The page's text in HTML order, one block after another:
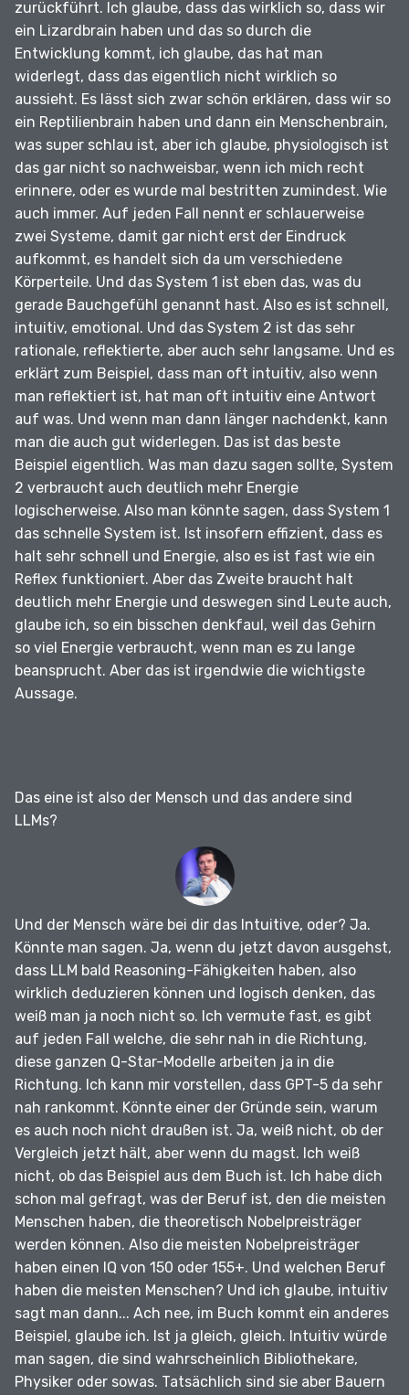
zurückführt. Ich glaube, dass das wirklich so, dass wir
ein Lizardbrain haben und das so durch die
Entwicklung kommt, ich glaube, das hat man
widerlegt, dass das eigentlich nicht wirklich so
aussieht. Es lässt sich zwar schön erklären, dass wir so
ein Reptilienbrain haben und dann ein Menschenbrain,
was super schlau ist, aber ich glaube, physiologisch ist
das gar nicht so nachweisbar, wenn ich mich recht
erinnere, oder es wurde mal bestritten zumindest. Wie
auch immer. Auf jeden Fall nennt er schlauerweise
zwei Systeme, damit gar nicht erst der Eindruck
aufkommt, es handelt sich da um verschiedene
Körperteile. Und das System 1 ist eben das, was du
gerade Bauchgefühl genannt hast. Also es ist schnell,
intuitiv, emotional. Und das System 2 ist das sehr
rationale, reflektierte, aber auch sehr langsame. Und es
erklärt zum Beispiel, dass man oft intuitiv, also wenn
man reflektiert ist, hat man oft intuitiv eine Antwort
auf was. Und wenn man dann länger nachdenkt, kann
man die auch gut widerlegen. Das ist das beste
Beispiel eigentlich. Was man dazu sagen sollte, System
2 verbraucht auch deutlich mehr Energie
logischerweise. Also man könnte sagen, dass System 1
das schnelle System ist. Ist insofern effizient, dass es
halt sehr schnell und Energie, also es ist fast wie ein
Reflex funktioniert. Aber das Zweite braucht halt
deutlich mehr Energie und deswegen sind Leute auch,
glaube ich, so ein bisschen denkfaul, weil das Gehirn
so viel Energie verbraucht, wenn man es zu lange
beansprucht. Aber das ist irgendwie die wichtigste
Aussage.
Das eine ist also der Mensch und das andere sind
LLMs?
Und der Mensch wäre bei dir das Intuitive, oder? Ja.
Könnte man sagen. Ja, wenn du jetzt davon ausgehst,
dass LLM bald Reasoning-Fähigkeiten haben, also
wirklich deduzieren können und logisch denken, das
weiß man ja noch nicht so. Ich vermute fast, es gibt
auf jeden Fall welche, die sehr nah in die Richtung,
diese ganzen Q-Star-Modelle arbeiten ja in die
Richtung. Ich kann mir vorstellen, dass GPT-5 da sehr
nah rankommt. Könnte einer der Gründe sein, warum
es auch noch nicht draußen ist. Ja, weiß nicht, ob der
Vergleich jetzt hält, aber wenn du magst. Ich weiß
nicht, ob das Beispiel aus dem Buch ist. Ich habe dich
schon mal gefragt, was der Beruf ist, den die meisten
Menschen haben, die theoretisch Nobelpreisträger
werden können. Also die meisten Nobelpreisträger
haben einen IQ von 150 oder 155+. Und welchen Beruf
haben die meisten Menschen? Und ich glaube, intuitiv
sagt man dann... Ach nee, im Buch kommt ein anderes
Beispiel, glaube ich. Ist ja gleich, gleich. Intuitiv würde
man sagen, die sind wahrscheinlich Bibliothekare,
Physiker oder sowas. Tatsächlich sind sie aber Bauern